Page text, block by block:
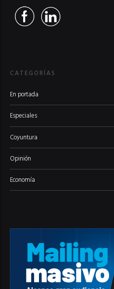
CATEGORÍAS
En portada
Especiales
Coyuntura
Opinión
Economía